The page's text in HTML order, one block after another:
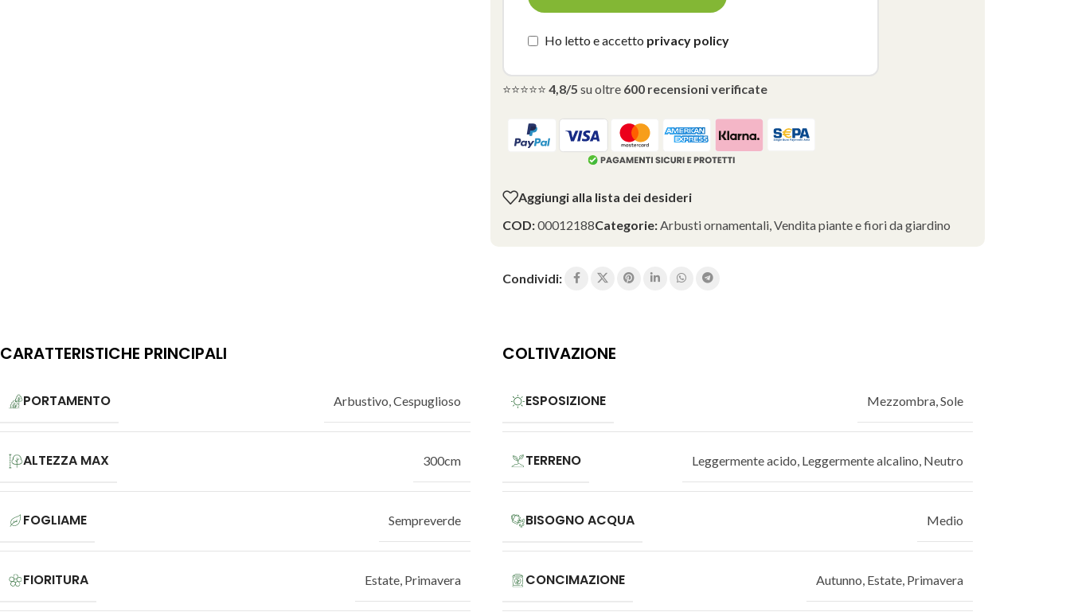
Ho letto e accetto privacy policy
⭐⭐⭐⭐⭐ 4,8/5 su oltre 600 recensioni verificate
Aggiungi alla lista dei desideri
COD:00012188Categorie:Arbusti ornamentali,Vendita piante e fiori da giardino
Condividi:
CARATTERISTICHE PRINCIPALI
PORTAMENTO Arbustivo,Cespuglioso
ALTEZZA MAX 300cm
FOGLIAME Sempreverde
FIORITURA Estate, Primavera
COLTIVAZIONE
ESPOSIZIONE Mezzombra,Sole
TERRENO Leggermente acido, Leggermente alcalino, Neutro
BISOGNO ACQUA Medio
CONCIMAZIONE Autunno, Estate, Primavera